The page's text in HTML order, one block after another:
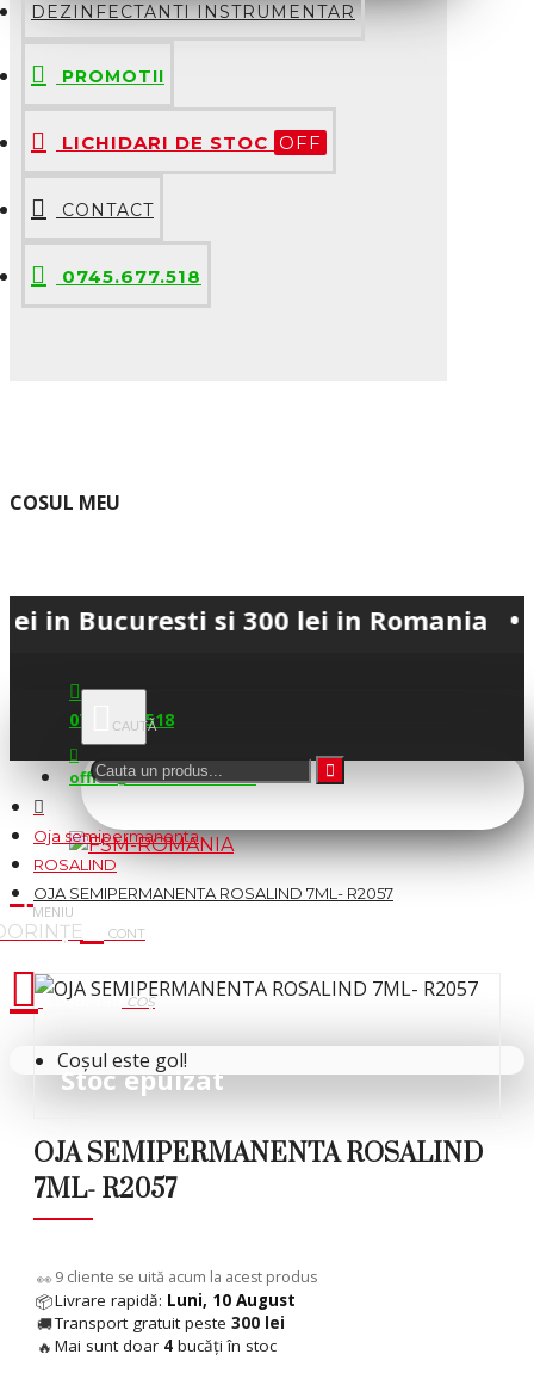
DEZINFECTANTI INSTRUMENTAR
PROMOTII
LICHIDARI DE STOC OFF
CONTACT
0745.677.518
COSUL MEU
si 300 lei in Romania • 💳
0745.677.518
office@fsm-romania.ro
Cosul tau
Coșul este gol!
Oja semipermanenta
ROSALIND
OJA SEMIPERMANENTA ROSALIND 7ML- R2057
Stoc epuizat
OJA SEMIPERMANENTA ROSALIND
7ML- R2057
👀 7 cliente se uită acum la acest produs
📦Livrare rapidă: Luni, 10 August
🚚Transport gratuit peste 300 lei
🔥 Mai sunt doar 4 bucăți în stoc